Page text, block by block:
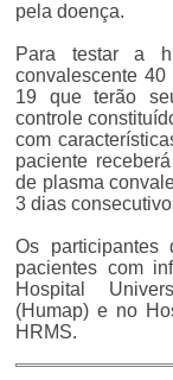
pela doença.
Para testar a
convalescente
19 que terão
controle
com
paciente
de plasma
3 dias
Os participantes
pacientes com
Hospital
(Humap) e no
HRMS.